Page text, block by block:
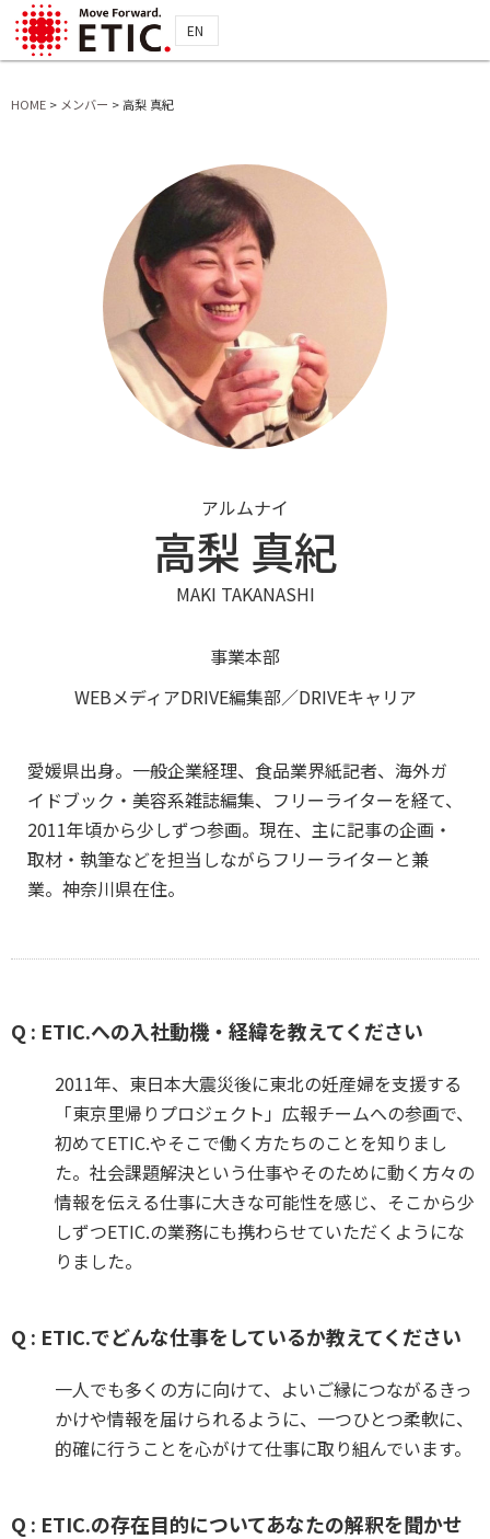
EN
HOME > メンバー >高梨 真紀
アルムナイ
高梨 真紀
MAKI TAKANASHI
事業本部
WEBメディアDRIVE編集部／DRIVEキャリア
愛媛県出身。一般企業経理、食品業界紙記者、海外ガ
イドブック・美容系雑誌編集、フリーライターを経て、
2011年頃から少しずつ参画。現在、主に記事の企画・
取材・執筆などを担当しながらフリーライターと兼
業。神奈川県在住。
Q : ETIC.への入社動機・経緯を教えてください
2011年、東日本大震災後に東北の妊産婦を支援する
「東京里帰りプロジェクト」広報チームへの参画で、
初めてETIC.やそこで働く方たちのことを知りまし
た。社会課題解決という仕事やそのために動く方々の
情報を伝える仕事に大きな可能性を感じ、そこから少
しずつETIC.の業務にも携わらせていただくようにな
りました。
Q : ETIC.でどんな仕事をしているか教えてください
一人でも多くの方に向けて、よいご縁につながるきっ
かけや情報を届けられるように、一つひとつ柔軟に、
的確に行うことを心がけて仕事に取り組んでいます。
Q : ETIC.の存在目的についてあなたの解釈を聞かせ